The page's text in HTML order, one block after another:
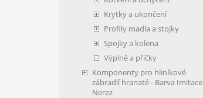
Krytky a ukončení
Profily madla a stojky
Spojky a kolena
Výplně a příčky
Komponenty pro hliníkové
zábradlí hranaté - Barva Imitace
Nerez